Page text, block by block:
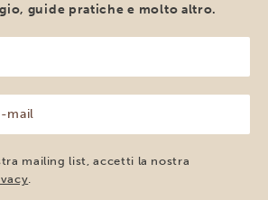
guide pratiche e molto altro.
mailing list, accetti la nostra